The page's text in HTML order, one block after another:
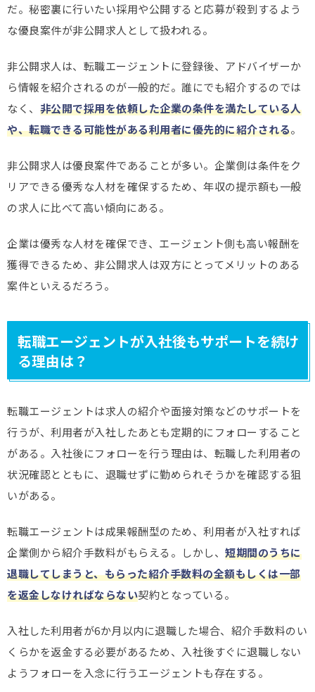
だ。秘密裏に行いたい採用や公開すると応募が殺到するよう
な優良案件が非公開求人として扱われる。
非公開求人は、転職エージェントに登録後、アドバイザーか
ら情報を紹介されるのが一般的だ。誰にでも紹介するのでは
なく、 非公開で採用を依頼した企業の条件を満たしている人
や、転職できる可能性がある利用者に優先的に紹介される。
非公開求人は優良案件であることが多い。企業側は条件をク
リアできる優秀な人材を確保するため、年収の提示額も一般
の求人に比べて高い傾向にある。
企業は優秀な人材を確保でき、エージェント側も高い報酬を
獲得できるため、非公開求人は双方にとってメリットのある
案件といえるだろう。
転職エージェントが入社後もサポートを続け
る理由は？
転職エージェントは求人の紹介や面接対策などのサポートを
行うが、利用者が入社したあとも定期的にフォローすること
がある。入社後にフォローを行う理由は、転職した利用者の
状況確認とともに、退職せずに勤められそうかを確認する狙
いがある。
転職エージェントは成果報酬型のため、利用者が入社すれば
企業側から紹介手数料がもらえる。しかし、 短期間のうちに
退職してしまうと、もらった紹介手数料の全額もしくは一部
を返金しなければならない契約となっている。
入社した利用者が6か月以内に退職した場合、紹介手数料のい
くらかを返金する必要があるため、入社後すぐに退職しない
ようフォローを入念に行うエージェントも存在する。